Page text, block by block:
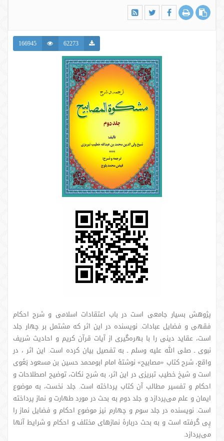
62273
166945
پژوهش بسیار جامعی است در باب اعتقادات اسلامی و شرح احکام
فقهی و فضایل عبادات. نویسنده در این اثر که مشتمل بر چهار جلد
است، عقاید دینی را با بهره‌گیری از آیات قرآن کریم و احادیث شریف
نبوی ـ صلی الله علیه وسلم ـ به تفصیل بیان کرده است. این اثر ، در
واقع، شرح کتاب «مصابیح» نوشتۀ امام ابومحمد حسین بن مسعود بَغَوی
است و شیخ خطیب تبریزی در این اثر، به شرح نکات، توضیح اصطلاحات و
احکام و تفسیر مطالب آن کتاب پرداخته است. جلد نخست، به موضوع
ایمان و علم می‌پردازد و جلد دوم به بحث در مورد طهارت و نماز پرداخته
است. نویسنده در جلد سوم و چهارم نیز موضوع احکام و فضایل نماز را
پِی گرفته است و به بحث دربارۀ نمازهای مختلف و احکام و شرایط آنها
می‌پردازد.